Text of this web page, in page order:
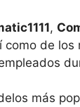
,
como de los
más